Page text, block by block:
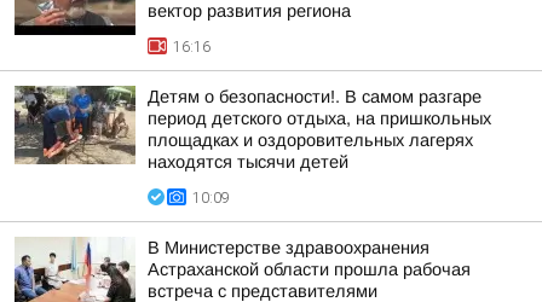
вектор развития региона
16:16
Детям о безопасности!. В самом разгаре
период детского отдыха, на пришкольных
площадках и оздоровительных лагерях
находятся тысячи детей
10:09
В Министерстве здравоохранения
Астраханской области прошла рабочая
встреча с представителями